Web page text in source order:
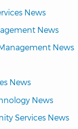
News
News
News
News
News
Services News